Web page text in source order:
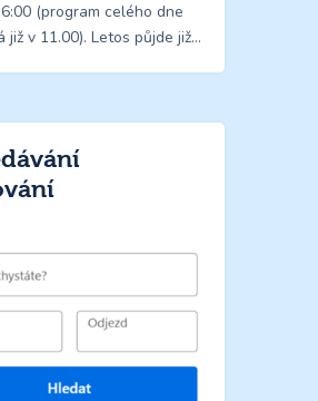
(program celého dne
již v 11.00). Letos půjde již…